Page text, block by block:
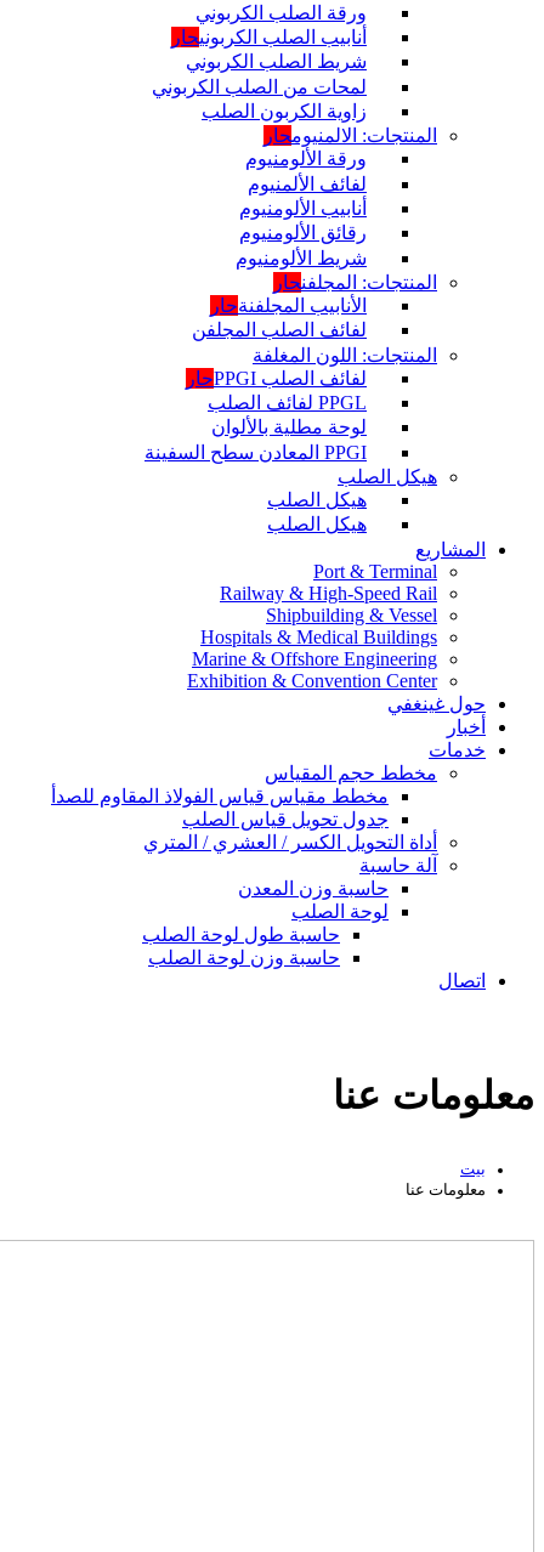
ورقة الصلب الكربوني
أنابيب الصلب الكربونيحار
شريط الصلب الكربوني
لمحات من الصلب الكربوني
زاوية الكربون الصلب
المنتجات: الالمنيومحار
ورقة الألومنيوم
لفائف الألمنيوم
أنابيب الألومنيوم
رقائق الألومنيوم
شريط الألومنيوم
المنتجات: المجلفنحار
الأنابيب المجلفنةحار
لفائف الصلب المجلفن
المنتجات: اللون المغلفة
لفائف الصلب PPGI
حار
PPGL لفائف الصلب
لوحة مطلية بالألوان
PPGI المعادن سطح السفينة
هيكل الصلب
هيكل الصلب
هيكل الصلب
المشاريع
Port & Terminal
Railway & High-Speed Rail
Shipbuilding & Vessel
Hospitals & Medical Buildings
Marine & Offshore Engineering
Exhibition & Convention Center
حول غينغفي
أخبار
خدمات
مخطط حجم المقياس
مخطط مقياس قياس الفولاذ المقاوم للصدأ
جدول تحويل قياس الصلب
أداة التحويل الكسر / العشري / المتري
آلة حاسبة
حاسبة وزن المعدن
لوحة الصلب
حاسبة طول لوحة الصلب
حاسبة وزن لوحة الصلب
اتصال
معلومات عنا
بيت
معلومات عنا